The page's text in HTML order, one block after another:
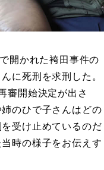
開かれた袴田事件の
に死刑を求刑した。
審開始決定が出さ
のひで子さんはどの
受け止めているのだ
時の様子をお伝えす